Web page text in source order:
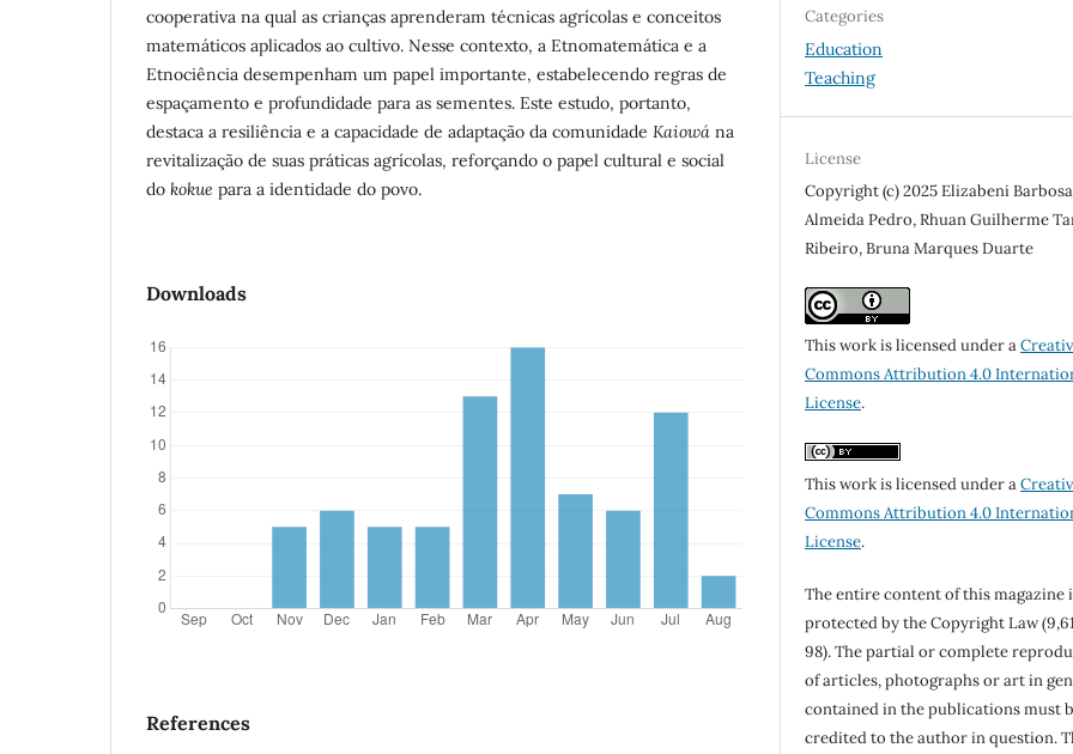
cooperativa na qual as crianças aprenderam técnicas agrícolas e conceitos
matemáticos aplicados ao cultivo. Nesse contexto, a Etnomatemática e a
Etnociência desempenham um papel importante, estabelecendo regras de
espaçamento e profundidade para as sementes. Este estudo, portanto,
destaca a resiliência e a capacidade de adaptação da comunidade Kaiowá na
revitalização de suas práticas agrícolas, reforçando o papel cultural e social
do kokue para a identidade do povo.
Downloads
References
Categories
Education
Teaching
License
Copyright (c) 2025 Elizabeni Barbosa
Almeida Pedro, Rhuan Guilherme
Ribeiro, Bruna Marques Duarte
This work is licensed under a
Commons Attribution 4.0
License.
This work is licensed under a
Commons Attribution 4.0
License.
The entire content of this magazine
protected by the Copyright Law
98). The partial or complete
of articles, photographs or art in
contained in the publications must
credited to the author in question.